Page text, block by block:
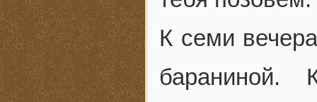
К семи
бараниной.